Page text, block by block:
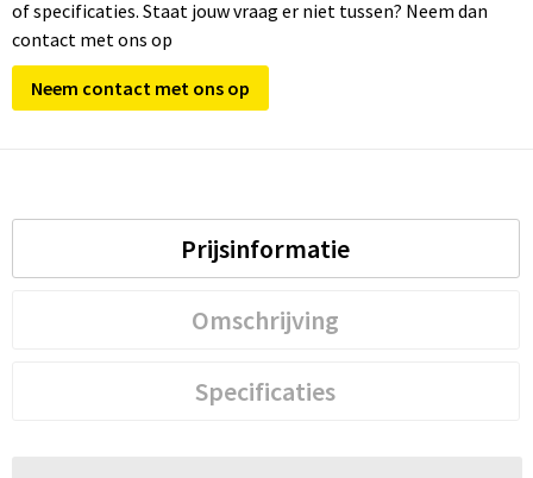
of specificaties. Staat jouw vraag er niet tussen? Neem dan
contact met ons op
Neem contact met ons op
Prijsinformatie
Omschrijving
Specificaties